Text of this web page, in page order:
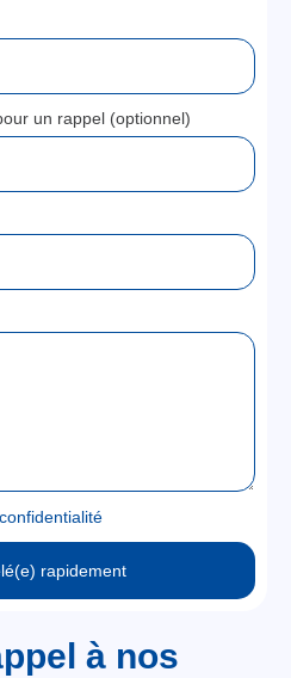
à nos
un rappel (optionnel)
rapidement